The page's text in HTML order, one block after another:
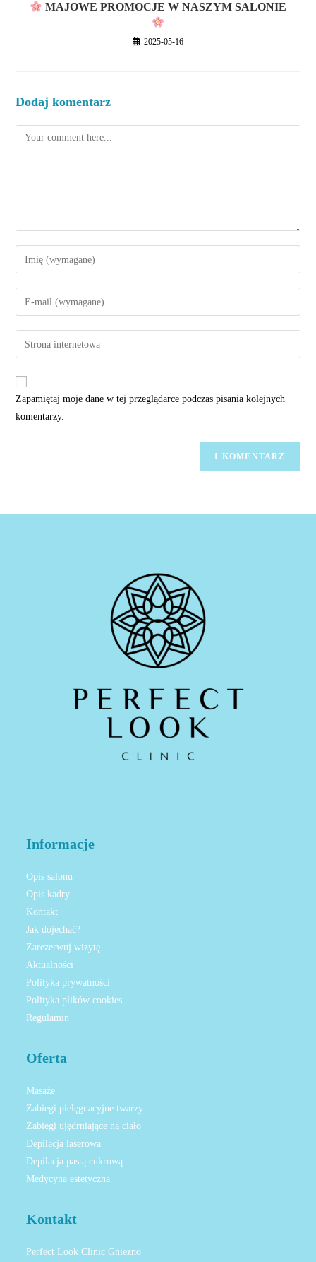
MAJOWE PROMOCJE W NASZYM SALONIE
2025-05-16
Dodaj komentarz
Komentarze
Enter
your
name
comment
Enter
your
email
address
comment
Urządzenia
mobilne
(opcjonalnie)
Zapamiętaj moje dane w tej przeglądarce podczas pisania kolejnych
komentarzy.
Informacje
Opis salonu
Opis kadry
Kontakt
Jak dojechać?
Zarezerwuj wizytę
Aktualności
Polityka prywatności
Polityka plików cookies
Regulamin
Oferta
Masaże
Zabiegi pielęgnacyjne twarzy
Zabiegi ujędrniające na ciało
Depilacja laserowa
Depilacja pastą cukrową
Medycyna estetyczna
Kontakt
Perfect Look Clinic Gniezno